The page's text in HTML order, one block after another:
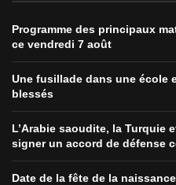
Programme des principaux
ce vendredi 7 août
Une fusillade dans une école
blessés
L’Arabie saoudite, la Turquie
signer un accord de défense
Date de la fête de la